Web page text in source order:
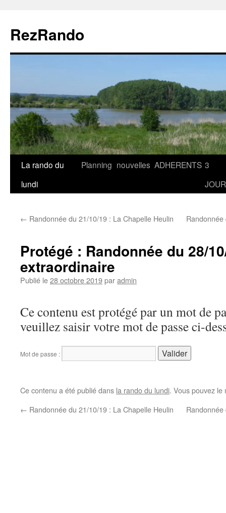
contenu
RezRando
La rando du
lundi
Planning nouvelles ADHERENTS 3
← Randonnée du 21/10/19 : La Chapelle Heulin
Protégé : Randonnée du 28/
extraordinaire
Publié le28 octobre 2019paradmin
Ce contenu est protégé par un mot de
veuillez saisir votre mot de passe ci-
Mot de passe :
Ce contenu a été publié dans la rando du lundi. Vous pouvez
← Randonnée du 21/10/19 : La Chapelle Heulin